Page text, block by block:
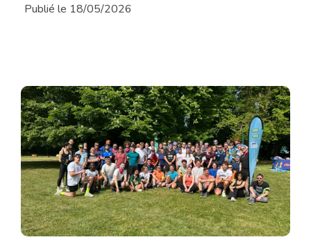
Publié le 18/05/2026